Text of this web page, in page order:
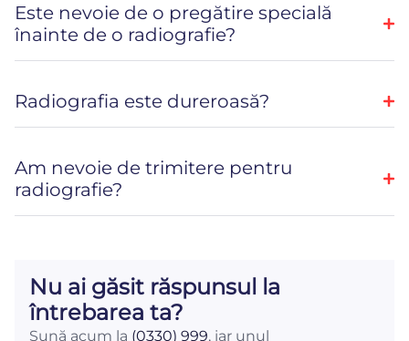
Este nevoie de o pregătire specială
înainte de o radiografie?
Radiografia este dureroasă?
Am nevoie de trimitere pentru
radiografie?
Nu ai găsit răspunsul la
întrebarea ta?
Sună acum la (0330) 999, iar unul